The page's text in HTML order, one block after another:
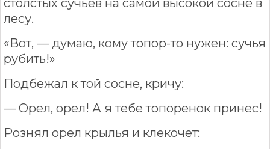
столстых сучьев на самой высокой сосне в
лесу.
«Вот, — думаю, кому топор-то нужен: сучья
рубить!»
Подбежал к той сосне, кричу:
— Орел, орел! А я тебе топоренок принес!
Рознял орел крылья и клекочет: